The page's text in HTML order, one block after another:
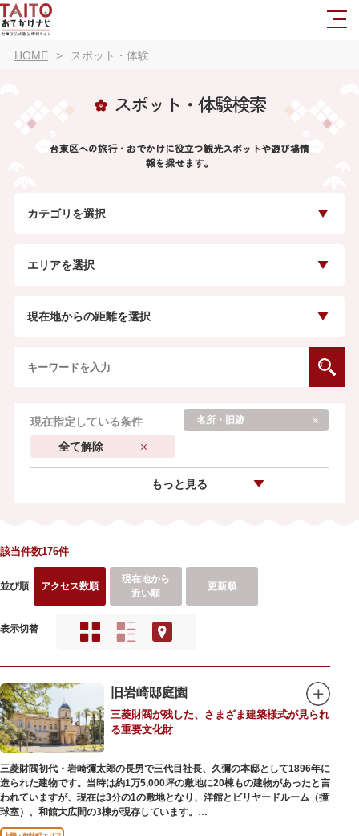
HOME スポット・体験
スポット・体験検索
台東区への旅行・おでかけに役立つ観光スポットや遊び場情
報を探せます。
カテゴリを選択
エリアを選択
現在地からの距離を選択
現在指定している条件 名所・旧跡
全て解除
もっと見る
該当件数176件
並び順 アクセス数順
現在地から
近い順
更新順
表示切替
旧岩崎邸庭園
三菱財閥が残した、さまざま建築様式が見られ
る重要文化財
三菱財閥初代・岩崎彌太郎の長男で三代目社長、久彌の本邸として1896年に
造られた建物です。当時は約1万5,000坪の敷地に20棟もの建物があったと言
われていますが、現在は3分の1の敷地となり、洋館とビリヤードルーム（撞
球室）、和館大広間の3棟が現存しています。